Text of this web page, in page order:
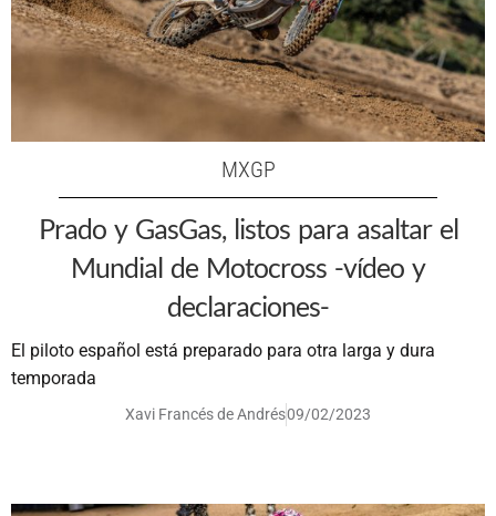
MXGP
Prado y GasGas, listos para asaltar el
Mundial de Motocross -vídeo y
declaraciones-
El piloto español está preparado para otra larga y dura
temporada
Xavi Francés de Andrés09/02/2023